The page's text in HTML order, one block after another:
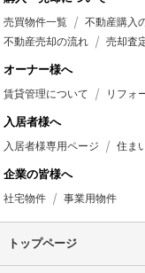
売買物件一覧 不動産購入
不動産売却の流れ
売却査
オーナー様へ
賃貸管理について リフォ
入居者様へ
入居者様専用ページ 住ま
企業の皆様へ
社宅物件 事業用物件
トップページ